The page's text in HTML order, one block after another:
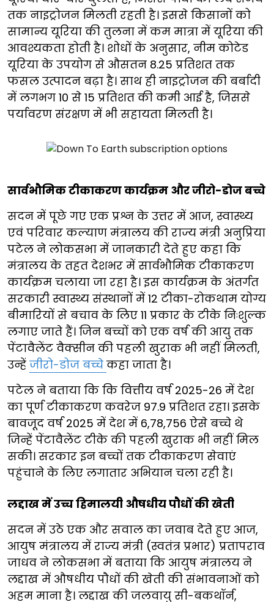
तक नाइट्रोजन मिलती रहती है। इससे किसानों को
सामान्य यूरिया की तुलना में कम मात्रा में यूरिया की
आवश्यकता होती है। शोधों के अनुसार, नीम कोटेड
यूरिया के उपयोग से औसतन 8.25 प्रतिशत तक
फसल उत्पादन बढ़ा है। साथ ही नाइट्रोजन की बर्बादी
में लगभग 10 से 15 प्रतिशत की कमी आई है, जिससे
पर्यावरण संरक्षण में भी सहायता मिलती है।
सार्वभौमिक टीकाकरण कार्यक्रम और जीरो-डोज बच्चे
सदन में पूछे गए एक प्रश्न के उत्तर में आज, स्वास्थ्य
एवं परिवार कल्याण मंत्रालय की राज्य मंत्री अनुप्रिया
पटेल ने लोकसभा में जानकारी देते हुए कहा कि
मंत्रालय के तहत देशभर में सार्वभौमिक टीकाकरण
कार्यक्रम चलाया जा रहा है। इस कार्यक्रम के अंतर्गत
सरकारी स्वास्थ्य संस्थानों में 12 टीका-रोकथाम योग्य
बीमारियों से बचाव के लिए 11 प्रकार के टीके निःशुल्क
लगाए जाते हैं। जिन बच्चों को एक वर्ष की आयु तक
पेंटावैलेंट वैक्सीन की पहली खुराक भी नहीं मिलती,
उन्हें जीरो-डोज बच्चे कहा जाता है।
पटेल ने बताया कि कि वित्तीय वर्ष 2025-26 में देश
का पूर्ण टीकाकरण कवरेज 97.9 प्रतिशत रहा। इसके
बावजूद वर्ष 2025 में देश में 6,78,756 ऐसे बच्चे थे
जिन्हें पेंटावैलेंट टीके की पहली खुराक भी नहीं मिल
सकी। सरकार इन बच्चों तक टीकाकरण सेवाएं
पहुंचाने के लिए लगातार अभियान चला रही है।
लद्दाख में उच्च हिमालयी औषधीय पौधों की खेती
सदन में उठे एक और सवाल का जवाब देते हुए आज,
आयुष मंत्रालय में राज्य मंत्री (स्वतंत्र प्रभार) प्रतापराव
जाधव ने लोकसभा में बताया कि आयुष मंत्रालय ने
लद्दाख में औषधीय पौधों की खेती की संभावनाओं को
अहम माना है। लद्दाख की जलवायु सी-बकथॉर्न,